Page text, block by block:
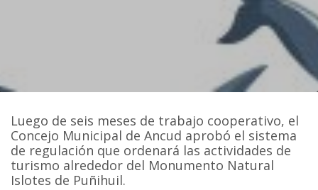
Luego de seis meses de trabajo cooperativo, el
Concejo Municipal de Ancud aprobó el sistema
de regulación que ordenará las actividades de
turismo alrededor del Monumento Natural
Islotes de Puñihuil.